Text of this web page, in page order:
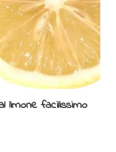
limone facilissimo